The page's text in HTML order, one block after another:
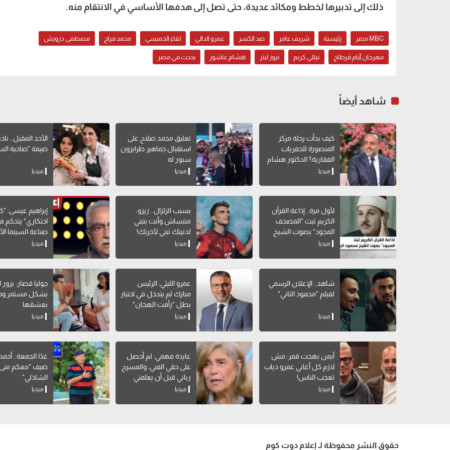
ذلك إلى تدبيرها لخطط ومكائد عديدة، حتى تصل إلى هدفها الأساسي في الانتقام منه.
MBC مصر رئيسية شريف عامر ضد الكسر عمرو الدالي لقاء الخميسي محمد فراج مصطفى درويش
مهرجان أيام قرطاج نيللي كريم نيوز ليتر هشام عاشور يحدث في مصر
شاهد أيضاً
كيف بدأت رحلة مركز
المنصورة للحفريات
الفقارية؟ الدكتور هشام
سلام يوضح
ميديا
تعليق محمد صلاح على
استقبال جماهير طرابزون
سبور له
ميديا
الأحد المقبل..
ضيفة "صاحبة
ميديا
لأول مرة.. إذاعة القرآن
الكريم ثبث "المصحف
المجود" بصوت الشيخ
محمود البنا
ميديا
بسبب الزلزال.. زيزو:
متنساش وأنت بتبني
لدنيتك تبني لآخرتك!
ميديا
إبراهيم عيسى:
احتكاري" يتحكم
صناعة السينما
ميديا
شاهد.. الإعلان الرسمي
لفيلم "محمود التاني"
ميديا
عمرو الليثي: الرئيس
مبارك لم يتدخل في اختيار
بطل "رأفت الهجان"
ميديا
جوليا قصار: بزور
بشكل مستمر
بعشقها
ميديا
أيمن بهجت قمر: مش
لازم كل أغاني عمرو دياب
تعجب الناس!
ميديا
عايدة فهمي: لم أحصل
على حقي الفني، والمسرح
رباني قبل أن يعلمني
التمثيل
ميديا
غدًا الجمعة..
ضيف "معكم منى
الشاذلي"
ميديا
حقوق النشر محفوظة لـ إعلام دوت كوم